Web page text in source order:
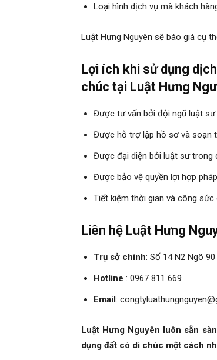
Loại hình dịch vụ mà khách
Luật Hưng Nguyên sẽ báo giá cụ
Lợi ích khi sử dụng
chúc tại Luật Hưng
Được tư vấn bởi đội ngũ luật sư
Được hỗ trợ lập hồ sơ và soạn
Được đại diện bởi luật sư trong
Được bảo vệ quyền lợi hợp
Tiết kiệm thời gian và công sức
Liên hệ Luật Hưng
Trụ sở chính: Số 14 N2 Ngõ 90
Hotline : 0967 811 669
Email:
Luật Hưng Nguyên luôn sẵn
dụng đất có di chúc một cách